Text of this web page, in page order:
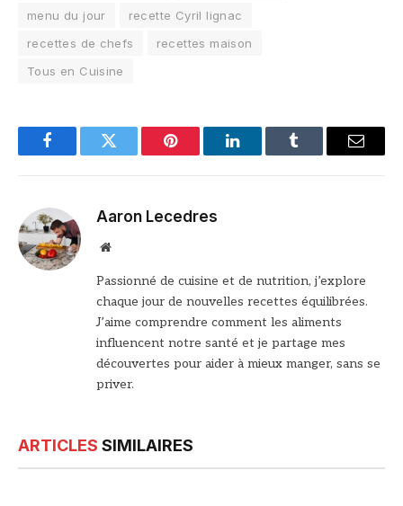
menu du jour
recette Cyril lignac
recettes de chefs
recettes maison
Tous en Cuisine
FacebookTwitter Pinterest LinkedInTumblr Email
Aaron Lecedres
Site
Passionné de cuisine et de nutrition, j’explore
chaque jour de nouvelles recettes équilibrées.
J’aime comprendre comment les aliments
influencent notre santé et je partage mes
découvertes pour aider à mieux manger, sans se
priver.
ARTICLES SIMILAIRES